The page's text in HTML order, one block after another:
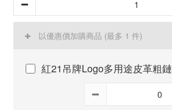
以優惠價加購商品 (最多 1 件)
紅21吊牌Logo多用途皮革粗